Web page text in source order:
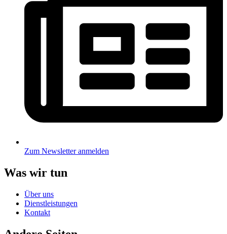
Zum Newsletter anmelden
Was wir tun
Über uns
Dienstleistungen
Kontakt